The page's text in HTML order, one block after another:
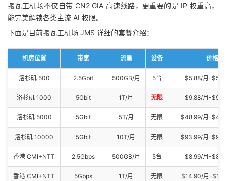
搬瓦工机场不仅自带 CN2 GIA 高速线路，更重要的是 IP 权重高，
能完美解锁各类主流 AI 权限。
下面是目前搬瓦工机场 JMS 详细的套餐介绍：
机房位置 带宽 流量 设备 价格
洛杉矶 500 2.5Gbit 500GB/月 5台 $5.88/月-
洛杉矶 1000 5Gbit 1T/月 无限 $9.88/月-
洛杉矶 5000 5Gbit 5T/月 无限 $48.99/月-
洛杉矶 10000 5Gbit 10T/月 无限 $93.99/月-
香港 CMI+NTT 2.5Gbps 500GB/月 5台 $8.99/月-
香港 CMI+NTT 5Gbps 1T/月 无限 $14.90/月-